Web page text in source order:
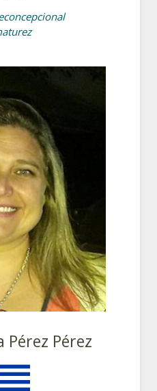
Pérez